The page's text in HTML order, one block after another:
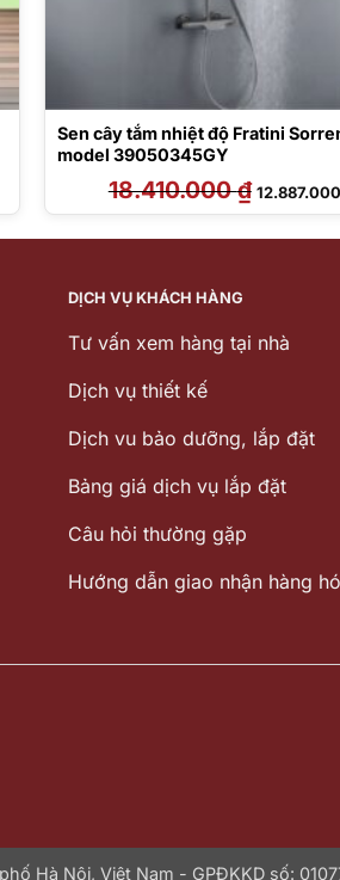
₫.
Sen cây tắm nhiệt độ Fratini
model 39050345GY
18.410.000₫ Giá
gốc
là:
12.887.000
DỊCH VỤ KHÁCH HÀNG
Tư vấn xem hàng tại nhà
Dịch vụ thiết kế
Dịch vu bảo dưỡng, lắp đặt
Bảng giá dịch vụ lắp đặt
Câu hỏi thường gặp
Hướng dẫn giao nhận hàng
Hà Nội, Việt Nam - GPĐKKD số: